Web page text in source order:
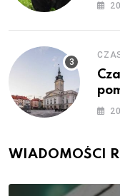
WIADOMOŚCI